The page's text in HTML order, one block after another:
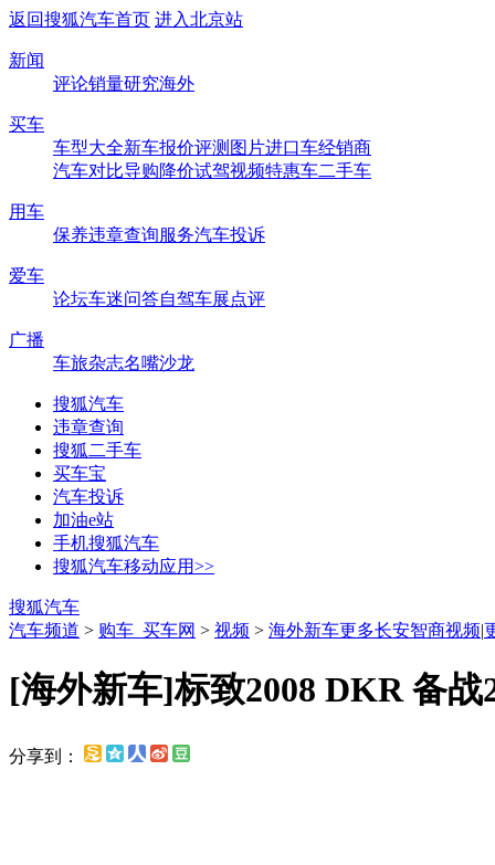
返回搜狐汽车首页 进入北京站
新闻
评论销量研究海外
买车
车型大全新车报价评测 图片进口车经销商
汽车对比导购降价试驾视频特惠车二手车
用车
保养违章查询服务汽车投诉
爱车
论坛车迷问答自驾车展点评
广播
车旅杂志名嘴沙龙
搜狐汽车
违章查询
搜狐二手车
买车宝
汽车投诉
加油e站
手机搜狐汽车
搜狐汽车移动应用>>
搜狐汽车
汽车频道 > 购车_买车网 > 视频 > 海外新车更多长安智商视频|
[海外新车]标致2008 DKR 备战
分享到：